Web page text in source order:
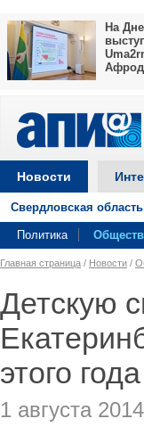
На
Новости
Свердловская область
Политика
Главная страница / Новости /
Детскую
этого года
1 августа